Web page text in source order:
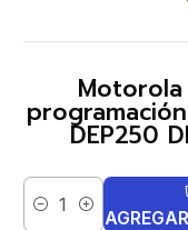
Motorola
DEP250
Cantidad